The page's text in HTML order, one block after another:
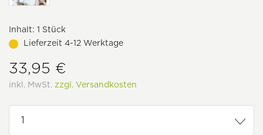
Inhalt: 1 Stück
Lieferzeit 4-12 Werktage
33,95 €
inkl. MwSt. zzgl. Versandkosten